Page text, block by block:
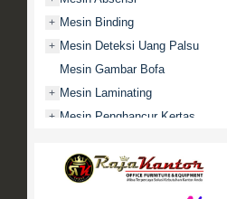
+ Mesin Binding
+ Mesin Deteksi Uang Palsu
Mesin Gambar Bofa
+ Mesin Laminating
+ Mesin Penghancur Kertas
Mobile File / Roll O Pack
Movitex